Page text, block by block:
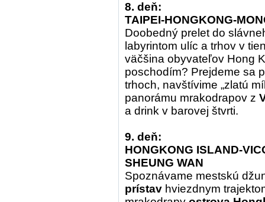
8. deň:
TAIPEI-HONGKONG-
Doobedný prelet do
labyrintom ulíc a trhov v
väčšina obyvateľov Hong
poschodím? Prejdeme sa
trhoch, navštívime „zlatú
panorámu mrakodrapov z
a drink v barovej štvrti.
9. deň:
HONGKONG ISLAND-
SHEUNG WAN
Spoznávame mestskú
prístav hviezdnym